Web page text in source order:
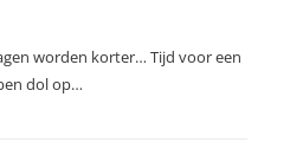
worden korter… Tijd voor een
dol op…